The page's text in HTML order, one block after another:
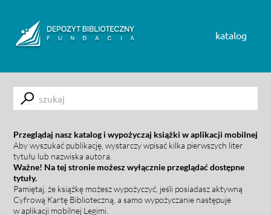
katalog
Submit
Przeglądaj nasz katalog i wypożyczaj książki w aplikacji mobilnej
Aby wyszukać publikację, wystarczy wpisać kilka pierwszych liter
tytułu lub nazwiska autora.
Ważne! Na tej stronie możesz wyłącznie przeglądać dostępne
tytuły.
Pamiętaj, że książkę możesz wypożyczyć, jeśli posiadasz aktywną
Cyfrową Kartę Biblioteczną, a samo wypożyczanie następuje
w aplikacji mobilnej Legimi.